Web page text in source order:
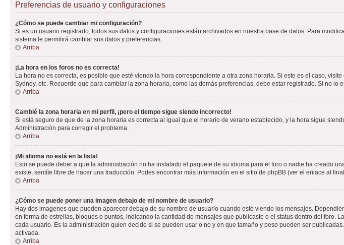
Preferencias de usuario y configuraciones
¿Cómo se puede cambiar mi configuración?
Si es un usuario registrado, todos sus datos y configuraciones están archivados en nuestra base de datos. Para
sistema le permitirá cambiar sus datos y preferencias.
Arriba
¡La hora en los foros no es correcta!
La hora no es correcta, es posible que esté viendo la hora correspondiente a otra zona horaria. Si este es el caso,
Sydney, etc. Recuerde que para cambiar la zona horaria, como las demás preferencias, debe estar registrado. Si no lo
Arriba
Cambié la zona horaria en mi perfil, ¡pero el tiempo sigue siendo incorrecto!
Si está seguro de que de la zona horaria es correcta al igual que el horario de verano establecido, y la hora sigue
Administración para corregir el problema.
Arriba
¡Mi idioma no está en la lista!
Esto se puede deber a que la administración no ha instalado el paquete de su idioma para el foro o nadie ha creado
existe, sentíte libre de hacer una traducción. Podes encontrar más información en el sitio de phpBB (ver el enlace al
Arriba
¿Cómo se puede poner una imagen debajo de mi nombre de usuario?
Hay dos imagenes que pueden aparecer debajo de su nombre de usuario cuando esté viendo los mensajes.
en forma de estrellas, bloques o puntos, indicando la cantidad de mensajes que publicaste o el status dentro del
cada usuario. Es la administración quien decide si se pueden usar o no y en que tamaño y peso pueden ser
activada.
Arriba